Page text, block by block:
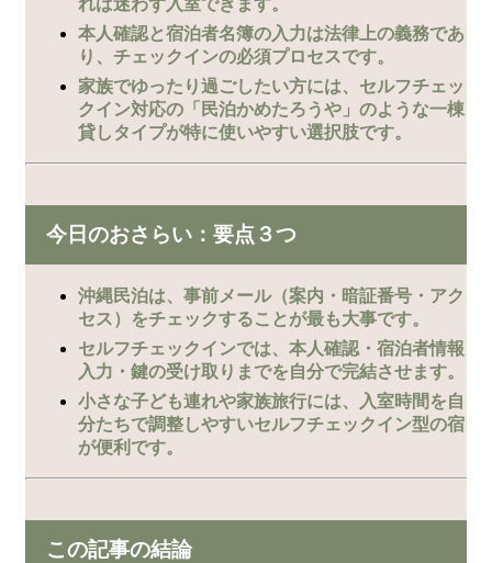
本人確認と宿泊者名簿の入力は法律上の義務であ
り、チェックインの必須プロセスです。
家族でゆったり過ごしたい方には、セルフチェッ
クイン対応の「民泊かめたろうや」のような一棟
貸しタイプが特に使いやすい選択肢です。
今日のおさらい：要点３つ
沖縄民泊は、事前メール（案内・暗証番号・アク
セス）をチェックすることが最も大事です。
セルフチェックインでは、本人確認・宿泊者情報
入力・鍵の受け取りまでを自分で完結させます。
小さな子ども連れや家族旅行には、入室時間を自
分たちで調整しやすいセルフチェックイン型の宿
が便利です。
この記事の結論